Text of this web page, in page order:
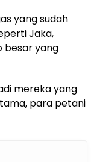
yang sudah
Jaka,
besar yang
mereka yang
para petani